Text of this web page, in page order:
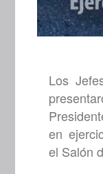
Los
en
el Salón